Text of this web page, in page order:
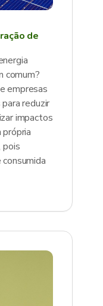
de
comum?
empresas
reduzir
impactos
pois